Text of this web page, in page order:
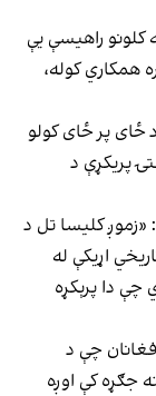
راهیسې یې
همکاري کوله،
ځای پر ځای کولو
پریکړې د
کلیسا تل د
اړیکې له
چې دا پرېکړه
چې د
جګړه کې اوږه